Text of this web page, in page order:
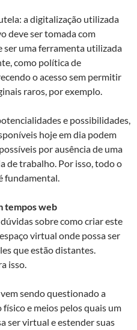
a digitalização utilizada
deve ser tomada com
ser uma ferramenta utilizada
como política de
o acesso sem permitir
raros, por exemplo.
e possibilidades,
hoje em dia podem
por ausência de uma
de trabalho. Por isso, todo o
fundamental.
tempos web
sobre como criar este
virtual onde possa ser
que estão distantes.
isso.
sendo questionado a
e meios pelos quais um
ser virtual e estender suas